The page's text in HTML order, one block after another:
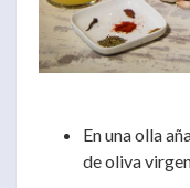
En una olla
de oliva